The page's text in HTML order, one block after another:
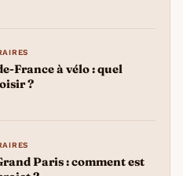
France à vélo : quel
?
Paris : comment est